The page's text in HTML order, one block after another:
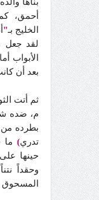
بناها
أحمق،
الخليج بـ"
لقد جعل
الأبواب
بعد أن
م، ضده
بطرده من
تدري) ما
حينها
وحقداً
المسحوق